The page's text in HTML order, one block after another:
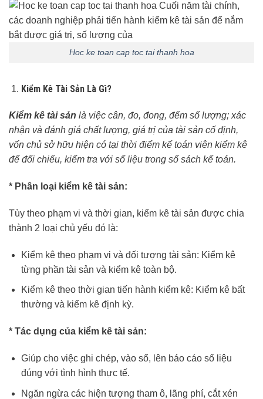
Hoc ke toan cap toc tai thanh hoa
Kiểm Kê Tài Sản Là Gì?
Kiểm kê tài sản là việc cân, đo, đong, đếm số lượng; xác
nhận và đánh giá chất lượng, giá trị của tài sản cố định,
vốn chủ sở hữu hiện có tại thời điểm kế toán viên kiểm kê
để đối chiếu, kiểm tra với số liệu trong sổ sách kế toán.
* Phân loại kiểm kê tài sản:
Tùy theo phạm vi và thời gian, kiểm kê tài sản được chia
thành 2 loại chủ yếu đó là:
Kiểm kê theo phạm vi và đối tượng tài sản: Kiểm kê
từng phần tài sản và kiểm kê toàn bộ.
Kiểm kê theo thời gian tiến hành kiểm kê: Kiểm kê bất
thường và kiểm kê định kỳ.
* Tác dụng của kiểm kê tài sản:
Giúp cho việc ghi chép, vào sổ, lên báo cáo số liệu
đúng với tình hình thực tế.
Ngăn ngừa các hiện tượng tham ô, lãng phí, cắt xén